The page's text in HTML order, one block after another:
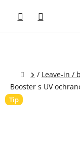
obsah
Domov
/ Leave-in /
Booster s UV
Tip